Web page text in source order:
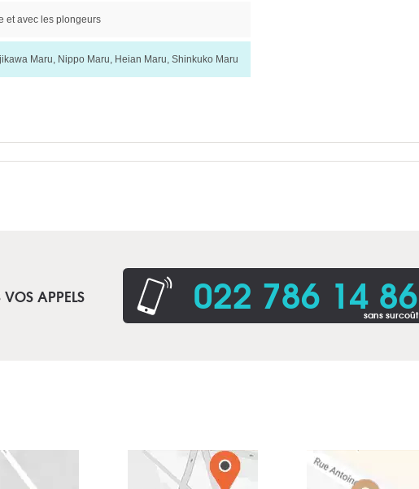
et avec les plongeurs
Maru, Nippo Maru, Heian Maru, Shinkuko Maru
VOS APPELS 022 786 14 86
sans surcoût